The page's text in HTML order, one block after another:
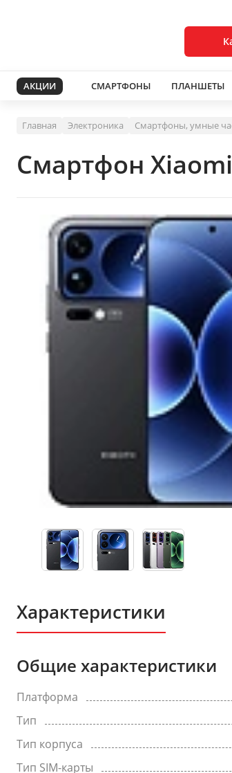
АКЦИИ СМАРТФОНЫ ПЛАНШЕТЫ
Главная Электроника Смартфоны, умные
Смартфон
Характеристики
Общие характеристики
Платформа
Тип
Тип корпуса
Тип SIM-карты